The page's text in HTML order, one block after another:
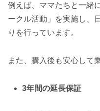
例えば、ママたちと一緒
ークル活動」を実施し、
りを行っています。
また、購入後も安心して
3年間の延長保証